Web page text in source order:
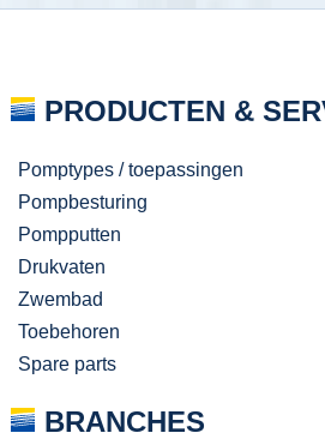
PRODUCTEN &
Pomptypes / toepassingen
Pompbesturing
Pompputten
Drukvaten
Zwembad
Toebehoren
Spare parts
BRANCHES